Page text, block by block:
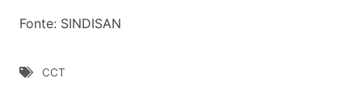
Fonte: SINDISAN
CCT